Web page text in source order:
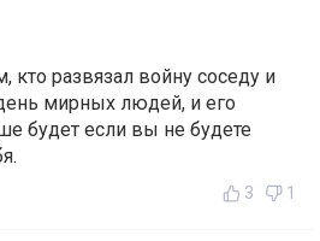
кто развязал войну соседу и
мирных людей, и его
будет если вы не будете
3 1